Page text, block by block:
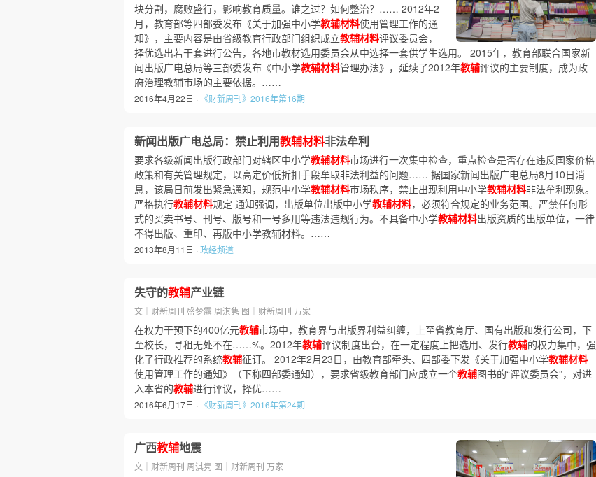
块分割，腐败盛行，影响教育质量。谁之过？如何整治？…… 2012年2
月，教育部等四部委发布《关于加强中小学教辅材料使用管理工作的通
知》，主要内容是由省级教育行政部门组织成立教辅材料评议委员会，
择优选出若干套进行公告，各地市教材选用委员会从中选择一套供学生选用。 2015年，教育部联合国家新
闻出版广电总局等三部委发布《中小学教辅材料管理办法》，延续了2012年教辅评议的主要制度，成为政
府治理教辅市场的主要依据。……
2016年4月22日 · 《财新周刊》2016年第16期
新闻出版广电总局：禁止利用教辅材料非法牟利
要求各级新闻出版行政部门对辖区中小学教辅材料市场进行一次集中检查，重点检查是否存在违反国家价格
政策和有关管理规定，以高定价低折扣手段牟取非法利益的问题…… 据国家新闻出版广电总局8月10日消
息，该局日前发出紧急通知，规范中小学教辅材料市场秩序，禁止出现利用中小学教辅材料非法牟利现象。
严格执行教辅材料规定 通知强调，出版单位出版中小学教辅材料，必须符合规定的业务范围。严禁任何形
式的买卖书号、刊号、版号和一号多用等违法违规行为。不具备中小学教辅材料出版资质的出版单位，一律
不得出版、重印、再版中小学教辅材料。……
2013年8月11日 ·政经频道
失守的教辅产业链
文｜财新周刊 盛梦露 周淇隽 图｜财新周刊 万家
在权力干预下的400亿元教辅市场中，教育界与出版界利益纠缠，上至省教育厅、国有出版和发行公司，下
至校长，寻租无处不在……%。2012年教辅评议制度出台，在一定程度上把选用、发行教辅的权力集中，强
化了行政推荐的系统教辅征订。 2012年2月23日，由教育部牵头、四部委下发《关于加强中小学教辅材料
使用管理工作的通知》（下称四部委通知），要求省级教育部门应成立一个教辅图书的“评议委员会”，对进
入本省的教辅进行评议，择优……
2016年6月17日 · 《财新周刊》2016年第24期
广西教辅地震
文｜财新周刊 周淇隽 图｜财新周刊 万家